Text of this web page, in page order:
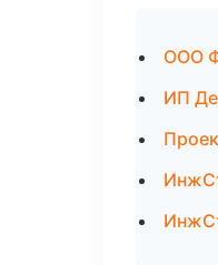
ООО
ИП